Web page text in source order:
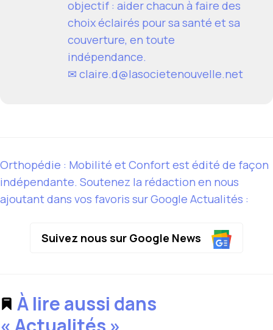
objectif : aider chacun à faire des
choix éclairés pour sa santé et sa
couverture, en toute
indépendance.
✉ claire.d@lasocietenouvelle.net
Orthopédie : Mobilité et Confort est édité de façon
indépendante. Soutenez la rédaction en nous
ajoutant dans vos favoris sur Google Actualités :
Suivez nous sur Google News
À lire aussi dans